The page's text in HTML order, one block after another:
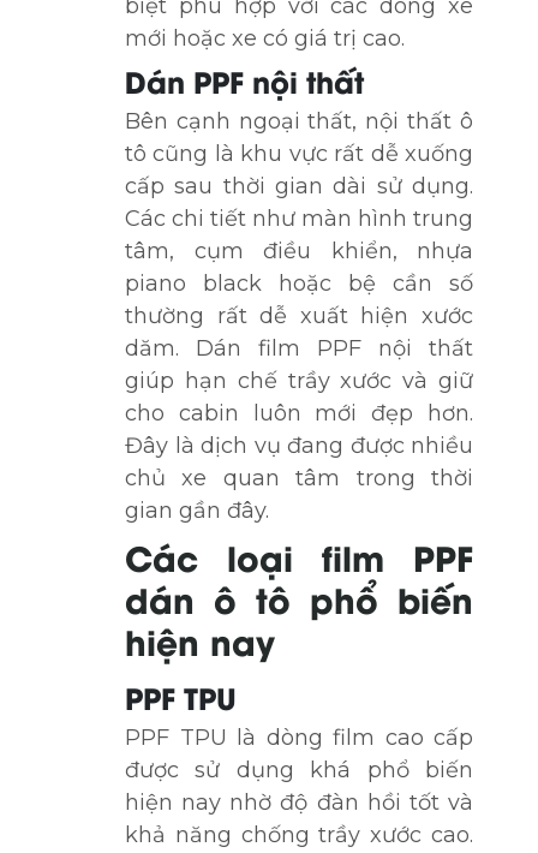
biệt phù hợp với các dòng xe
mới hoặc xe có giá trị cao.
Dán PPF nội thất
Bên cạnh ngoại thất, nội thất ô
tô cũng là khu vực rất dễ xuống
cấp sau thời gian dài sử dụng.
Các chi tiết như màn hình trung
tâm, cụm điều khiển, nhựa
piano black hoặc bệ cần số
thường rất dễ xuất hiện xước
dăm. Dán film PPF nội thất
giúp hạn chế trầy xước và giữ
cho cabin luôn mới đẹp hơn.
Đây là dịch vụ đang được nhiều
chủ xe quan tâm trong thời
gian gần đây.
Các loại film PPF
dán ô tô phổ biến
hiện nay
PPF TPU
PPF TPU là dòng film cao cấp
được sử dụng khá phổ biến
hiện nay nhờ độ đàn hồi tốt và
khả năng chống trầy xước cao.